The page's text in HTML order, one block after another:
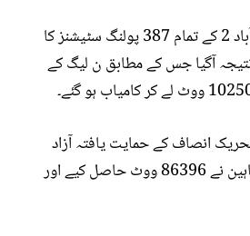
حلقہ این اے 47 اسلام آباد 2 کے تمام 387 پولنگ سٹیشنز کا
آگیا جس کے مطابق ن لیگ کے
انصاف کے حمایت یافتہ آزاد
امیدوار محمد شعیب شاہین نے 86396 ووٹ حاصل کیے اور